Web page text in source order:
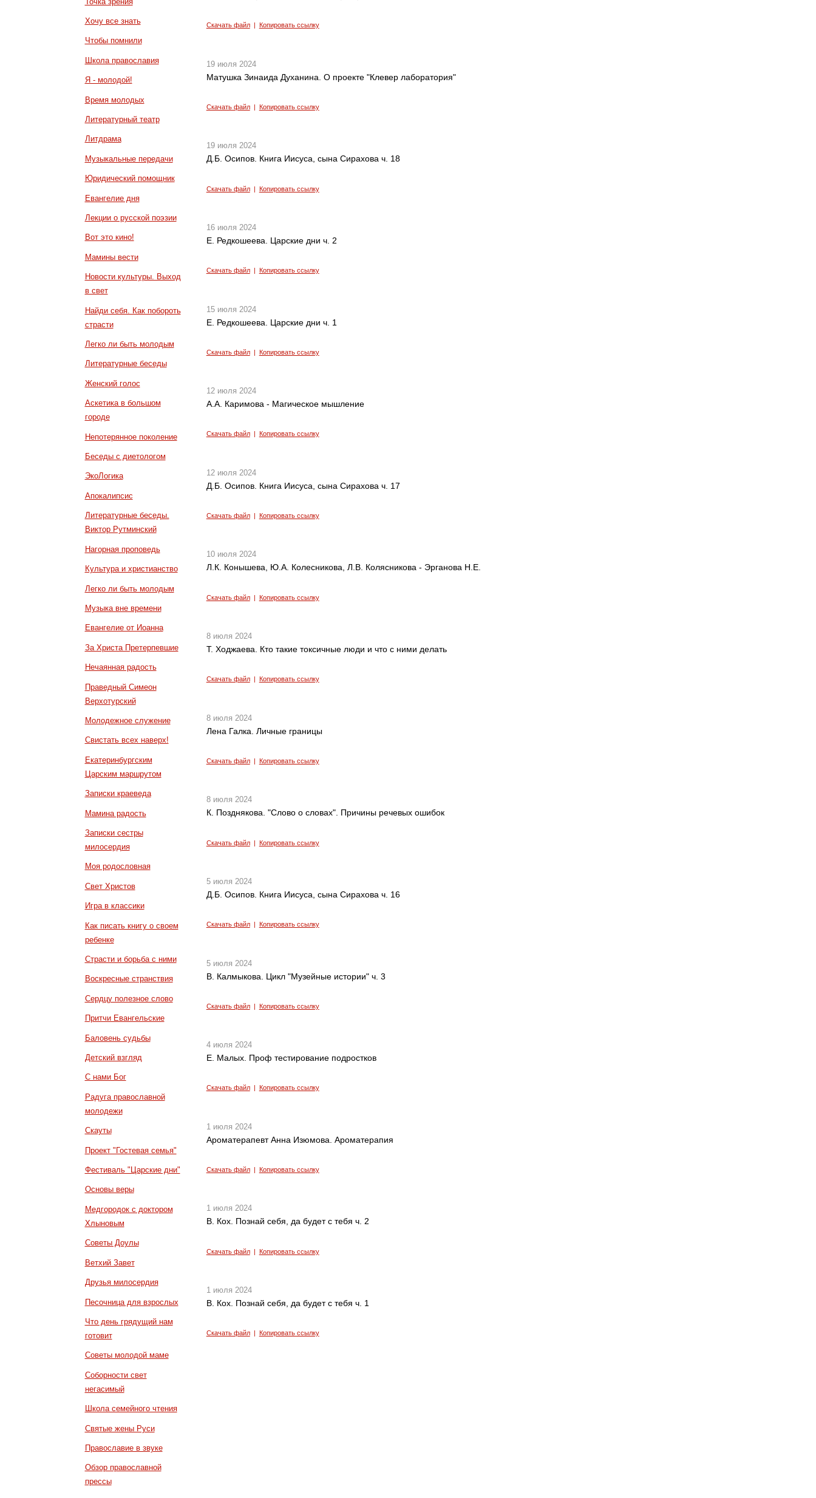
Хочу все знать
Чтобы помнили
Школа православия
Я - молодой!
Время молодых
Литературный театр
Литдрама
Музыкальные передачи
Юридический помощник
Евангелие дня
Лекции о русской поэзии
Вот это кино!
Мамины вести
Новости культуры. Выход
в свет
Найди себя. Как побороть
страсти
Легко ли быть молодым
Литературные беседы
Женский голос
Аскетика в большом
городе
Непотерянное поколение
Беседы с диетологом
ЭкоЛогика
Апокалипсис
Литературные беседы.
Виктор Рутминский
Нагорная проповедь
Культура и христианство
Легко ли быть молодым
Музыка вне времени
Евангелие от Иоанна
За Христа Претерпевшие
Нечаянная радость
Праведный Симеон
Верхотурский
Молодежное служение
Свистать всех наверх!
Екатеринбургским
Царским маршрутом
Записки краеведа
Мамина радость
Записки сестры
милосердия
Моя родословная
Свет Христов
Игра в классики
Как писать книгу о своем
ребенке
Страсти и борьба с ними
Воскресные странствия
Сердцу полезное слово
Притчи Евангельские
Баловень судьбы
Детский взгляд
С нами Бог
Радуга православной
молодежи
Скауты
Проект "Гостевая семья"
Фестиваль "Царские дни"
Основы веры
Медгородок с доктором
Хлыновым
Советы Доулы
Ветхий Завет
Друзья милосердия
Песочница для взрослых
Что день грядущий нам
готовит
Советы молодой маме
Соборности свет
негасимый
Школа семейного чтения
Святые жены Руси
Православие в звуке
Обзор православной
прессы
Скачать файл| Копировать ссылку
19 июля 2024
Матушка Зинаида Духанина. О проекте "Клевер лаборатория"
Скачать файл| Копировать ссылку
19 июля 2024
Д.Б. Осипов. Книга Иисуса, сына Сирахова ч. 18
Скачать файл| Копировать ссылку
16 июля 2024
Е. Редкошеева. Царские дни ч. 2
Скачать файл| Копировать ссылку
15 июля 2024
Е. Редкошеева. Царские дни ч. 1
Скачать файл| Копировать ссылку
12 июля 2024
А.А. Каримова - Магическое мышление
Скачать файл| Копировать ссылку
12 июля 2024
Д.Б. Осипов. Книга Иисуса, сына Сирахова ч. 17
Скачать файл| Копировать ссылку
10 июля 2024
Л.К. Конышева, Ю.А. Колесникова, Л.В. Колясникова - Эрганова Н.Е.
Скачать файл| Копировать ссылку
8 июля 2024
Т. Ходжаева. Кто такие токсичные люди и что с ними делать
Скачать файл| Копировать ссылку
8 июля 2024
Лена Галка. Личные границы
Скачать файл| Копировать ссылку
8 июля 2024
К. Позднякова. "Слово о словах". Причины речевых ошибок
Скачать файл| Копировать ссылку
5 июля 2024
Д.Б. Осипов. Книга Иисуса, сына Сирахова ч. 16
Скачать файл| Копировать ссылку
5 июля 2024
В. Калмыкова. Цикл "Музейные истории" ч. 3
Скачать файл| Копировать ссылку
4 июля 2024
Е. Малых. Проф тестирование подростков
Скачать файл| Копировать ссылку
1 июля 2024
Ароматерапевт Анна Изюмова. Ароматерапия
Скачать файл| Копировать ссылку
1 июля 2024
В. Кох. Познай себя, да будет с тебя ч. 2
Скачать файл| Копировать ссылку
1 июля 2024
В. Кох. Познай себя, да будет с тебя ч. 1
Скачать файл| Копировать ссылку